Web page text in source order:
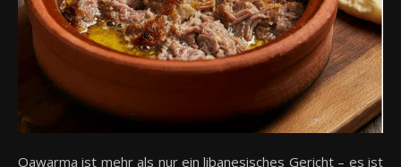
Qawarma ist mehr als nur ein libanesisches Gericht – es ist